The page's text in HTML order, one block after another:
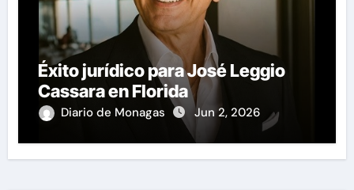
Éxito jurídico para José Leggio
Cassara en Florida
Diario de Monagas Jun 2, 2026